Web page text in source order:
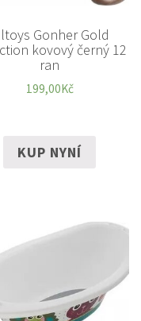
Gonher Gold
kovový černý 12
ran
199,00Kč
KUP NYNÍ